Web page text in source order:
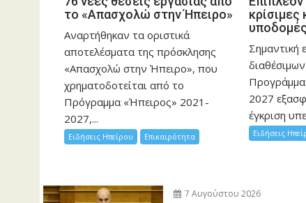
το «Απασχολώ στην Ήπειρο»
Αναρτήθηκαν τα οριστικά
αποτελέσματα της πρόσκλησης
«Απασχολώ στην Ήπειρο», που
χρηματοδοτείται από το
Πρόγραμμα «Ήπειρος» 2021-
2027,...
Ειδήσεις Ηπείρου Επικαιρότητα
κρίσιμες
Σημαντική
2027
έγκριση
Ειδήσεις
7 Αυγούστου 2026